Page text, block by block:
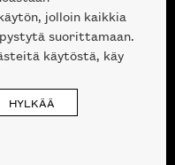
jolloin kaikkia
suorittamaan.
käytöstä, käy
HYLKÄÄ